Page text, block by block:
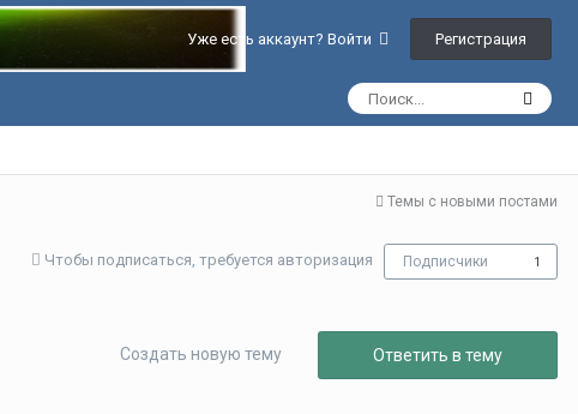
Уже есть аккаунт? Войти Регистрация
Темы с новыми постами
Чтобы подписаться, требуется авторизация Подписчики 1
Ответить в тему
Создать новую тему